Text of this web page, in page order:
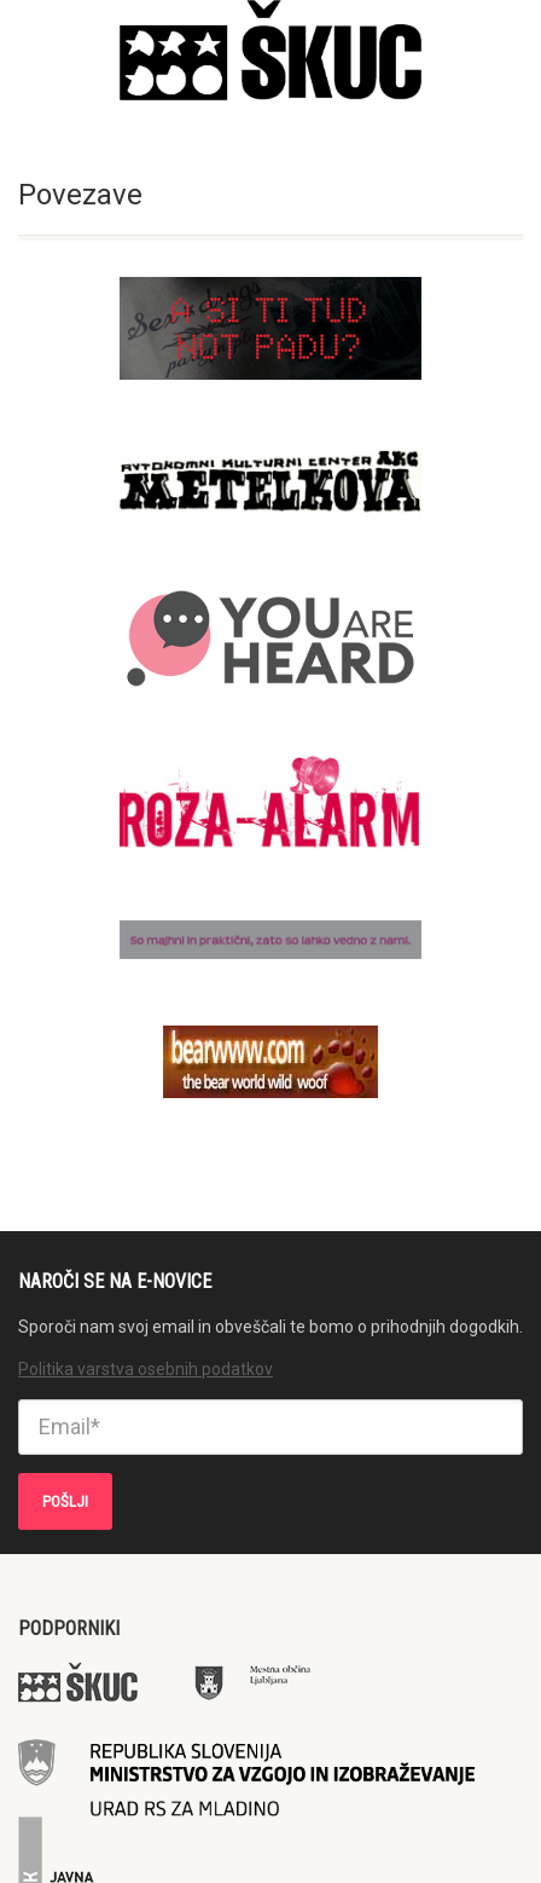
Povezave
NAROČI SE NA E-NOVICE
Sporoči nam svoj email in obveščali te bomo o prihodnjih dogodkih.
Politika varstva osebnih podatkov
PODPORNIKI